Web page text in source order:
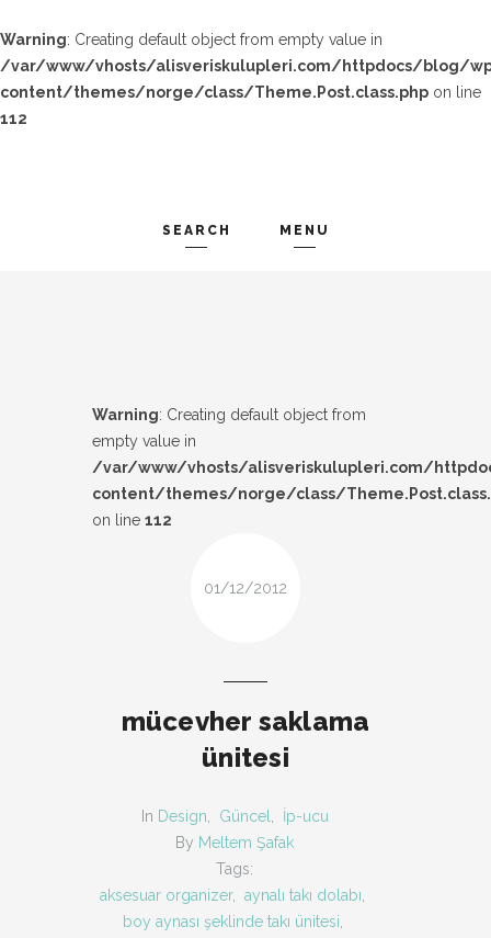
Warning: Creating default object from empty value in
/var/www/vhosts/alisveriskulupleri.com/httpdocs/blog/
content/themes/norge/class/Theme.Post.class.php on line
112
SEARCH MENU
Warning: Creating default object from
empty value in
/var/www/vhosts/alisveriskulupleri.com/
content/themes/norge/class/
on line 112
01/12/2012
mücevher saklama
ünitesi
In Design Güncel
İp-ucu
By Meltem Şafak
Tags:
aksesuar organizer, aynalı takı dolabı
boy aynası şeklinde takı ünitesi